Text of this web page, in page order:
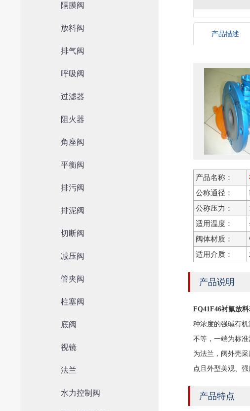
隔膜阀
放料阀
排气阀
呼吸阀
过滤器
阻火器
角座阀
平衡阀
排污阀
排泥阀
切断阀
减压阀
管夹阀
柱塞阀
底阀
视镜
法兰
水力控制阀
产品描述
产品名称：
公称通径：
公称压力：
适用温度：
阀体材质：
适用介质：
产品说明
FQ41F46衬氟放料
种浓度的强碱有
不等，一端为标
为法兰，阀外壳
点且外型美观、强
产品特点